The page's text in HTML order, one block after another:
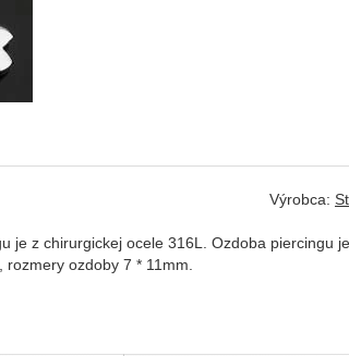
Výrobca:
je z chirurgickej ocele 316L. Ozdoba piercingu
ozdoby 7 * 11mm.